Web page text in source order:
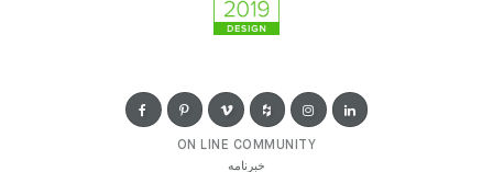
ON LINE COMMUNITY
خبرنامه